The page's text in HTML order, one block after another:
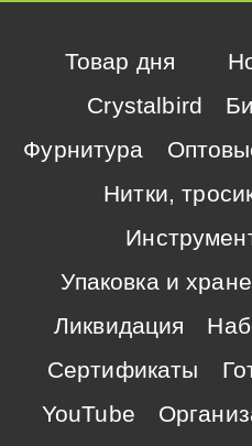
Товар дня
Crystalbird
Фурнитура
Нитки,
Упаковка и
Ликвидация
Сертификаты
YouTube